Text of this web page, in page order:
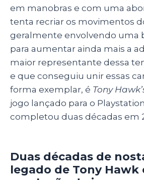
em manobras e com uma
tenta recriar os movimentos
geralmente envolvendo uma
para aumentar ainda mais a
maior representante dessa
e que conseguiu unir essas
forma exemplar, é Tony
jogo lançado para o
completou duas décadas em
Duas décadas de
legado de Tony Hawk